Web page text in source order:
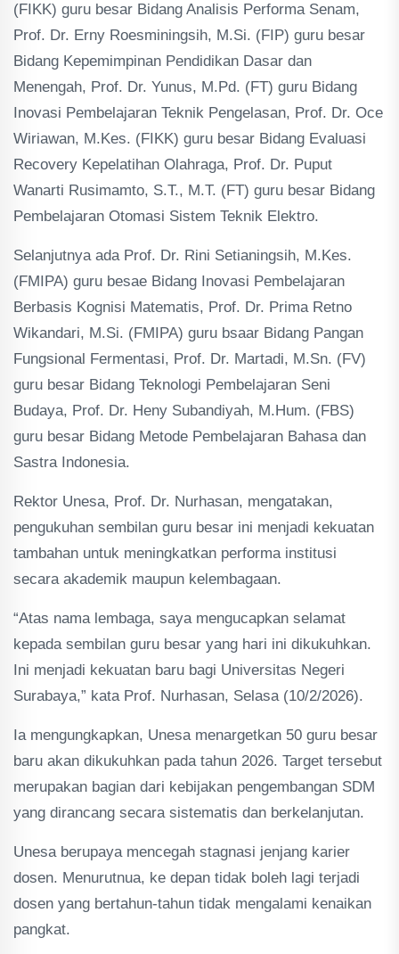
(FIKK) guru besar Bidang Analisis Performa Senam,
Prof. Dr. Erny Roesminingsih, M.Si. (FIP) guru besar
Bidang Kepemimpinan Pendidikan Dasar dan
Menengah, Prof. Dr. Yunus, M.Pd. (FT) guru Bidang
Inovasi Pembelajaran Teknik Pengelasan, Prof. Dr. Oce
Wiriawan, M.Kes. (FIKK) guru besar Bidang Evaluasi
Recovery Kepelatihan Olahraga, Prof. Dr. Puput
Wanarti Rusimamto, S.T., M.T. (FT) guru besar Bidang
Pembelajaran Otomasi Sistem Teknik Elektro.
Selanjutnya ada Prof. Dr. Rini Setianingsih, M.Kes.
(FMIPA) guru besae Bidang Inovasi Pembelajaran
Berbasis Kognisi Matematis, Prof. Dr. Prima Retno
Wikandari, M.Si. (FMIPA) guru bsaar Bidang Pangan
Fungsional Fermentasi, Prof. Dr. Martadi, M.Sn. (FV)
guru besar Bidang Teknologi Pembelajaran Seni
Budaya, Prof. Dr. Heny Subandiyah, M.Hum. (FBS)
guru besar Bidang Metode Pembelajaran Bahasa dan
Sastra Indonesia.
Rektor Unesa, Prof. Dr. Nurhasan, mengatakan,
pengukuhan sembilan guru besar ini menjadi kekuatan
tambahan untuk meningkatkan performa institusi
secara akademik maupun kelembagaan.
“Atas nama lembaga, saya mengucapkan selamat
kepada sembilan guru besar yang hari ini dikukuhkan.
Ini menjadi kekuatan baru bagi Universitas Negeri
Surabaya,” kata Prof. Nurhasan, Selasa (10/2/2026).
Ia mengungkapkan, Unesa menargetkan 50 guru besar
baru akan dikukuhkan pada tahun 2026. Target tersebut
merupakan bagian dari kebijakan pengembangan SDM
yang dirancang secara sistematis dan berkelanjutan.
Unesa berupaya mencegah stagnasi jenjang karier
dosen. Menurutnua, ke depan tidak boleh lagi terjadi
dosen yang bertahun-tahun tidak mengalami kenaikan
pangkat.